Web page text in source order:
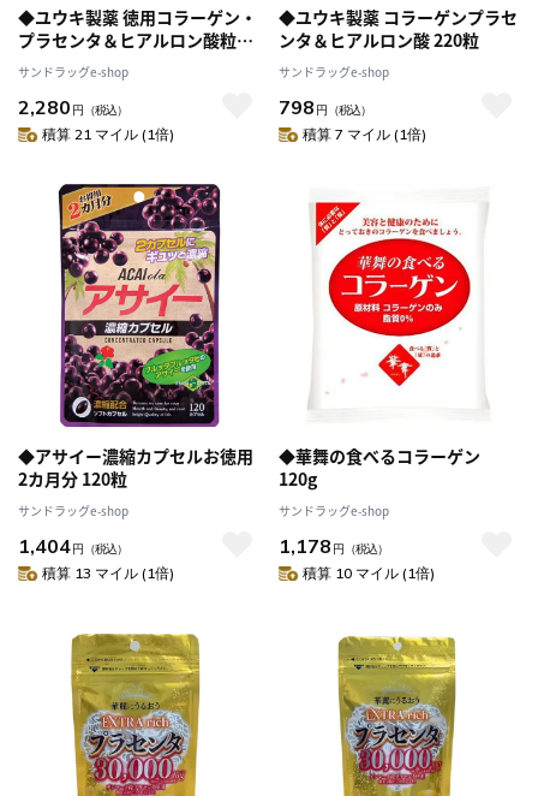
◆ユウキ製薬 徳用コラーゲン・
プラセンタ＆ヒアルロン酸粒
600粒
サンドラッグe-shop
2,280 円 （税込）
積算 21 マイル (1倍)
◆ユウキ製薬 コラーゲンプラセ
ンタ＆ヒアルロン酸 220粒
サンドラッグe-shop
798 円 （税込）
積算 7 マイル (1倍)
◆アサイー濃縮カプセルお徳用
2カ月分 120粒
サンドラッグe-shop
1,404円 （税込）
積算 13 マイル (1倍)
◆華舞の食べるコラーゲン
120g
サンドラッグe-shop
1,178 円 （税込）
積算 10 マイル (1倍)